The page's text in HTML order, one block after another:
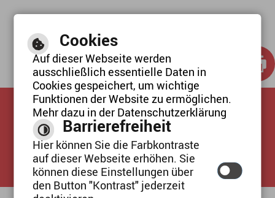
SCHRIFTGRÖSSE / KONTRAST
Inhalte/ Hilfe / Impressum
Datenschutzerklärung
Cookies
Auf dieser Webseite werden
ausschließlich essentielle Daten in
Cookies gespeichert, um wichtige
Funktionen der Website zu ermöglichen.
Mehr dazu in der Datenschutzerklärung
Barrierefreiheit
Hier können Sie die Farbkontraste
auf dieser Webseite erhöhen. Sie
können diese Einstellungen über
den Button "Kontrast" jederzeit